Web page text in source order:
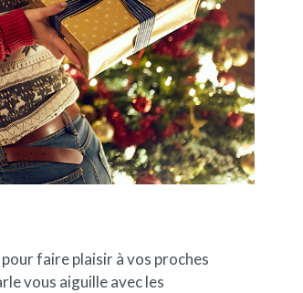
faire plaisir à vos proches
vous aiguille avec les